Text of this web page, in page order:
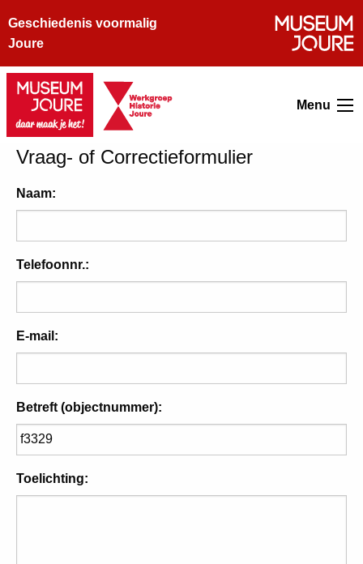
Geschiedenis voormalig
Joure
Menu
Vraag- of Correctieformulier
Naam:
Telefoonnr.:
E-mail:
Betreft (objectnummer):
Toelichting: